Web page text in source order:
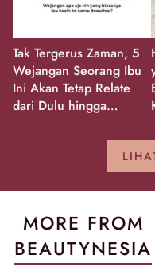
Tak Tergerus Zaman, 5
Wejangan Seorang Ibu
Ini Akan Tetap Relate
dari Dulu hingga
MORE FROM
BEAUTYNESIA